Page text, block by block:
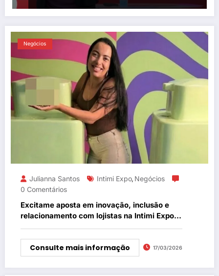
Negócios
Julianna Santos Intimi Expo, Negócios
0 Comentários
Excitame aposta em inovação, inclusão e
relacionamento com lojistas na Intimi Expo
2026
Consulte mais informação 17/03/2026